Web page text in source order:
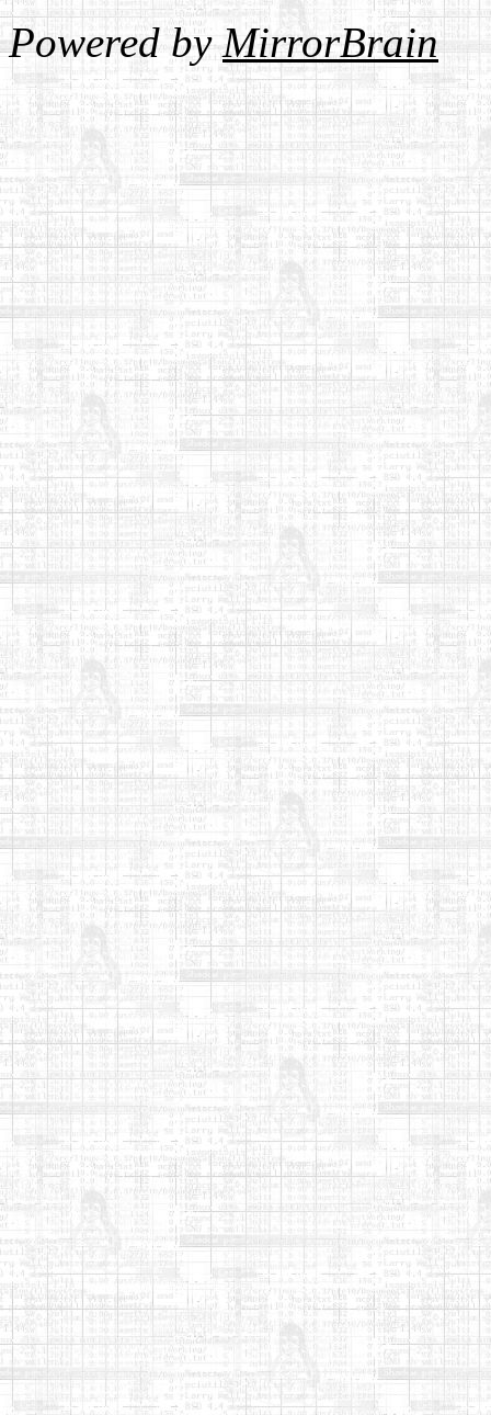
Powered byMirrorBrain